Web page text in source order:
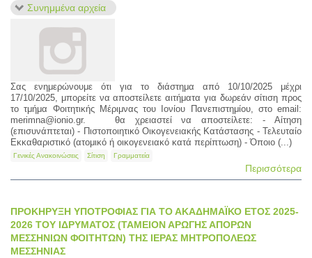
Συνημμένα αρχεία
Σας ενημερώνουμε ότι για το διάστημα από 10/10/2025 μέχρι
17/10/2025, μπορείτε να αποστείλετε αιτήματα για δωρεάν σίτιση προς
το τμήμα Φοιτητικής Μέριμνας του Ιονίου Πανεπιστημίου, στο email:
merimna@ionio.gr. θα χρειαστεί να αποστείλετε: - Αίτηση
(επισυνάπτεται) - Πιστοποιητικό Οικογενειακής Κατάστασης - Τελευταίο
Εκκαθαριστικό (ατομικό ή οικογενειακό κατά περίπτωση) - Όποιο (...)
Γενικές Ανακοινώσεις Σίτιση Γραμματεία
Περισσότερα
ΠΡΟΚΗΡΥΞΗ ΥΠΟΤΡΟΦΙΑΣ ΓΙΑ ΤΟ ΑΚΑΔΗΜΑΪΚΟ ΕΤΟΣ 2025-
2026 ΤΟΥ ΙΔΡΥΜΑΤΟΣ (ΤΑΜΕΙΟΝ ΑΡΩΓΗΣ ΑΠΟΡΩΝ
ΜΕΣΣΗΝΙΩΝ ΦΟΙΤΗΤΩΝ) ΤΗΣ ΙΕΡΑΣ ΜΗΤΡΟΠΟΛΕΩΣ
ΜΕΣΣΗΝΙΑΣ